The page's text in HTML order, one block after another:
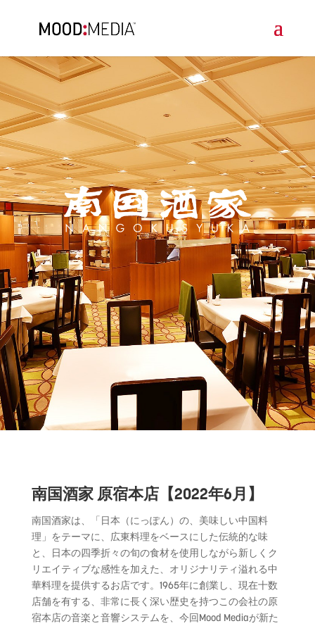
南国酒家 原宿本店【2022年6月】
南国酒家は、「日本（にっぽん）の、美味しい中国料
理」をテーマに、広東料理をベースにした伝統的な味
と、日本の四季折々の旬の食材を使用しながら新しくク
リエイティブな感性を加えた、オリジナリティ溢れる中
華料理を提供するお店です。 1965年に創業し、現在十数
店舗を有する、非常に長く深い歴史を持つこの会社の原
宿本店の音楽と音響システムを、今回Mood Mediaが新た